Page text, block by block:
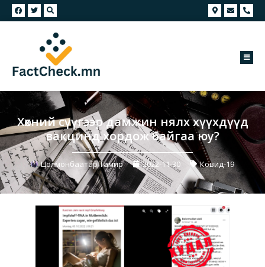
Хөхний сүүгээр дамжин нялх хүүхдүүд
вакцинд хордож байгаа юу?
Цолмонбаатар Тамир 2022-11-30 Ковид-19